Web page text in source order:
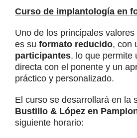
Curso de implantología en
Uno de los principales
es su formato reducido, con
participantes, lo que permite
directa con el ponente y un
práctico y personalizado.
El curso se desarrollará en la
Bustillo & López en
siguiente horario: